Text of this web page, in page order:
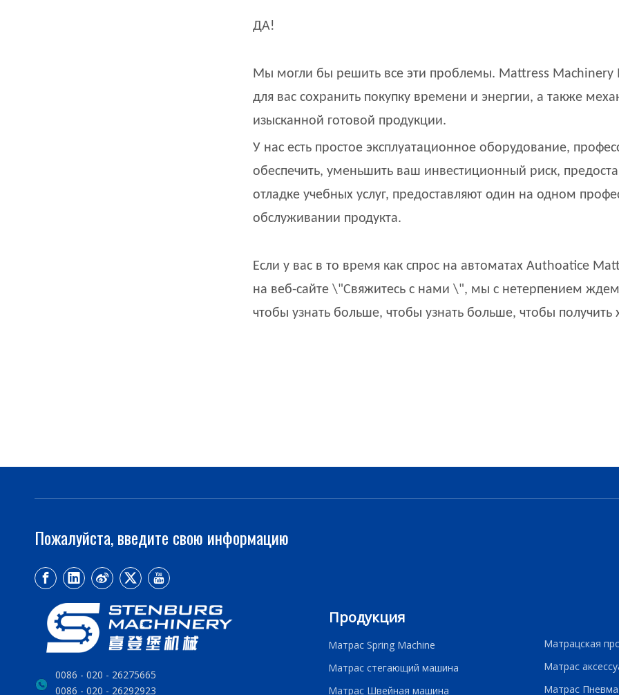
ДА!
Мы могли бы решить все эти проблемы. Mattress
для вас сохранить покупку времени и энергии, а также
изысканной готовой продукции.
У нас есть простое эксплуатационное оборудование,
обеспечить, уменьшить ваш инвестиционный риск,
отладке учебных услуг, предоставляют один на одном
обслуживании продукта.
Если у вас в то время как спрос на автоматах Authoatice
на веб-сайте \"Свяжитесь с нами \", мы с нетерпением
чтобы узнать больше, чтобы узнать больше, чтобы
Пожалуйста, введите свою информацию
0086 - 020 - 26275665
0086 - 020 - 26292923
Продукция
Матрас Spring Machine
Матрас стегающий машина
Матрас Швейная машина
Матрацская
Матрас
Матрас